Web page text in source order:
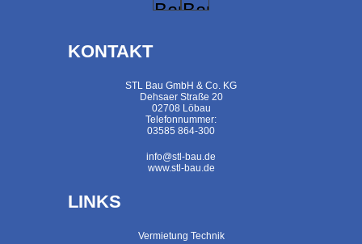
KONTAKT
STL Bau GmbH & Co. KG
Dehsaer Straße 20
02708 Löbau
Telefonnummer:
03585 864-300
info@stl-bau.de
www.stl-bau.de
LINKS
Vermietung Technik